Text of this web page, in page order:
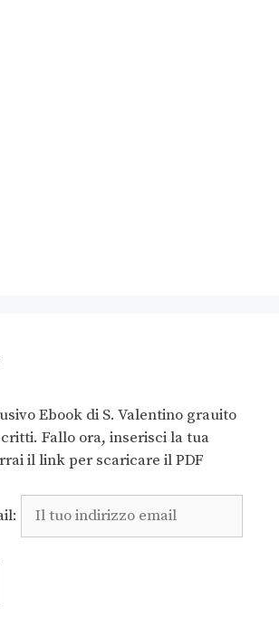
Ebook di S. Valentino grauito
Fallo ora, inserisci la tua
il link per scaricare il PDF